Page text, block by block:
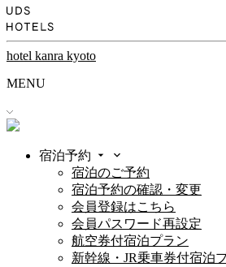
hotel kanra kyoto
MENU
宿泊予約
宿泊のご予約
宿泊予約の確認・変更
会員登録はこちら
会員パスワード再設定
航空券付宿泊プラン
新幹線・JR乗車券付宿泊